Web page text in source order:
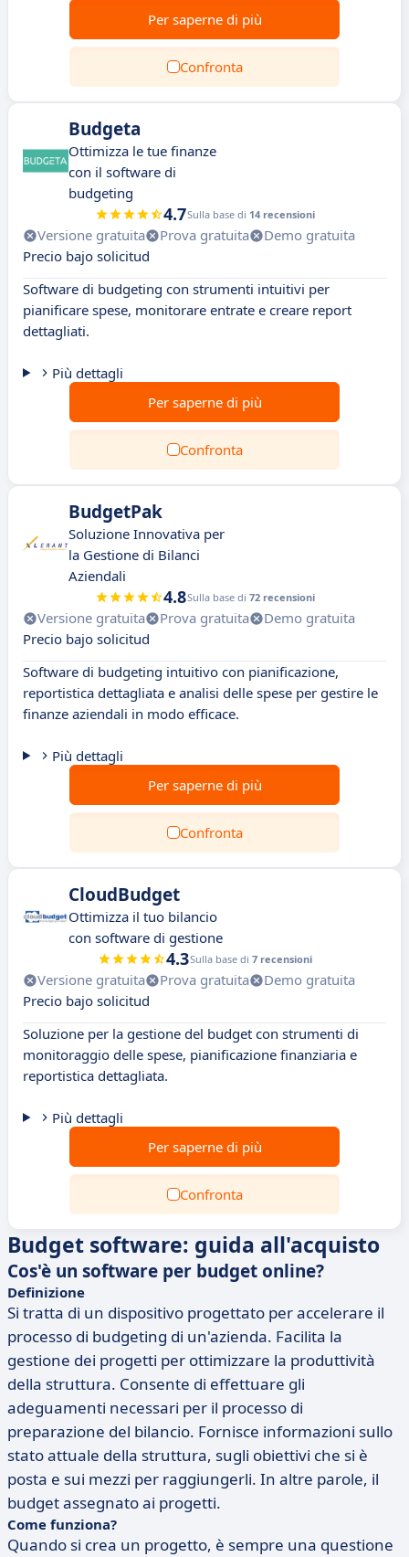
Per saperne di più
Confronta
Budgeta
Ottimizza le tue finanze
con il software di
budgeting
4.7Sulla base di 14 recensioni
Versione gratuita Prova gratuita
Demo gratuita
Precio bajo solicitud
Software di budgeting con strumenti intuitivi per
pianificare spese, monitorare entrate e creare report
dettagliati.
Più dettagli
Per saperne di più
Confronta
BudgetPak
Soluzione Innovativa per
la Gestione di Bilanci
Aziendali
4.8Sulla base di 72 recensioni
Versione gratuita Prova gratuita
Demo gratuita
Precio bajo solicitud
Software di budgeting intuitivo con pianificazione,
reportistica dettagliata e analisi delle spese per gestire le
finanze aziendali in modo efficace.
Più dettagli
Per saperne di più
Confronta
CloudBudget
Ottimizza il tuo bilancio
con software di gestione
4.3Sulla base di 7 recensioni
Versione gratuita Prova gratuita
Demo gratuita
Precio bajo solicitud
Soluzione per la gestione del budget con strumenti di
monitoraggio delle spese, pianificazione finanziaria e
reportistica dettagliata.
Più dettagli
Per saperne di più
Confronta
Budget software: guida all'acquisto
Cos'è un software per budget online?
Definizione
Si tratta di un dispositivo progettato per accelerare il
processo di budgeting di un'azienda. Facilita la
gestione dei progetti per ottimizzare la produttività
della struttura. Consente di effettuare gli
adeguamenti necessari per il processo di
preparazione del bilancio. Fornisce informazioni sullo
stato attuale della struttura, sugli obiettivi che si è
posta e sui mezzi per raggiungerli. In altre parole, il
budget assegnato ai progetti.
Come funziona?
Quando si crea un progetto, è sempre una questione